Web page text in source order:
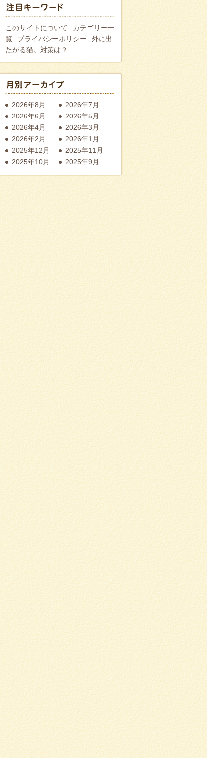
このサイトについて
カテゴリー一
覧
プライバシーポリシー
外に出
たがる猫。対策は？
2026年8月
2026年7月
2026年6月
2026年5月
2026年4月
2026年3月
2026年2月
2026年1月
2025年12月
2025年11月
2025年10月
2025年9月